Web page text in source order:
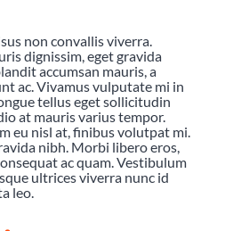
non convallis viverra.
dignissim, eget gravida
accumsan mauris, a
ac. Vivamus vulputate mi in
tellus eget sollicitudin
at mauris varius tempor.
eu nisl at, finibus volutpat mi.
nibh. Morbi libero eros,
ac quam. Vestibulum
ultrices viverra nunc id
leo.